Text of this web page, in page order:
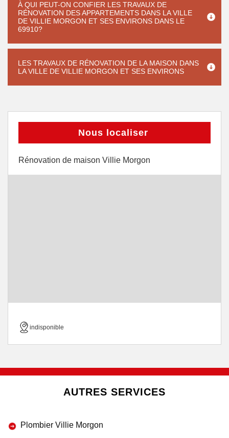
À QUI PEUT-ON CONFIER LES TRAVAUX DE
RÉNOVATION DES APPARTEMENTS DANS LA VILLE
DE VILLIE MORGON ET SES ENVIRONS DANS LE
69910?
LES TRAVAUX DE RÉNOVATION DE LA MAISON DANS
LA VILLE DE VILLIE MORGON ET SES ENVIRONS
Nous localiser
Rénovation de maison Villie Morgon
indisponible
AUTRES SERVICES
Plombier Villie Morgon